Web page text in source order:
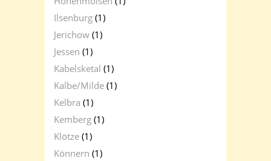
Ilsenburg (1)
Jerichow (1)
Jessen (1)
Kabelsketal (1)
Kalbe/Milde (1)
Kelbra (1)
Kemberg (1)
Klötze (1)
Könnern (1)